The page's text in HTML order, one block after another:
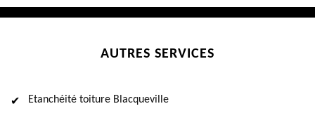
AUTRES SERVICES
Etanchéité toiture Blacqueville